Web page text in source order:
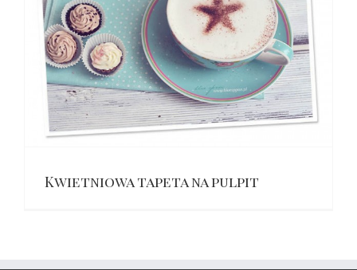
Kwietniowa tapeta na pulpit